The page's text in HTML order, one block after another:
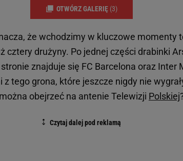
OTWÓRZ GALERIĘ (3)
że wchodzimy w kluczowe momenty
cztery drużyny. Po jednej części drabinki
znajduje się FC Barcelona oraz Inter
tego grona, które jeszcze nigdy nie
obejrzeć na antenie Telewizji Polskiej